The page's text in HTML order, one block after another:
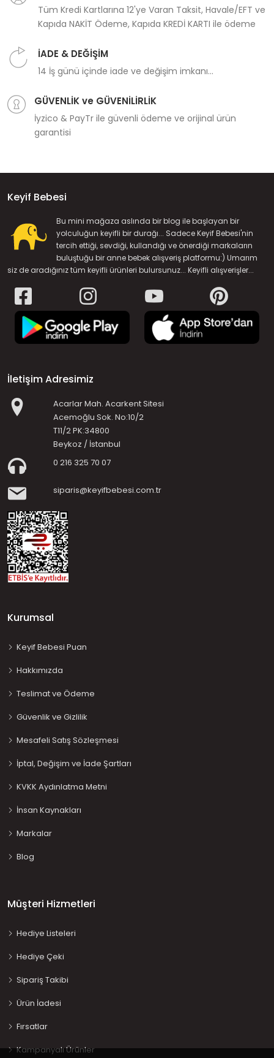
Tüm Kredi Kartlarına 12'ye Varan Taksit, Havale/EFT ve
Kapıda NAKİT Ödeme, Kapıda KREDİ KARTI ile ödeme
İADE & DEĞİŞİM
14 İş günü içinde iade ve değişim imkanı...
GÜVENLİK ve GÜVENİLİRLİK
İyzico & PayTr ile güvenli ödeme ve orijinal ürün
garantisi
Keyif Bebesi
Bu mini mağaza aslında bir blog ile başlayan bir
yolculuğun keyifli bir durağı... Sadece Keyif Bebesi'nin
tercih ettiği, sevdiği, kullandığı ve önerdiği markaların
buluştuğu bir anne bebek alışveriş platformu:) Umarım
siz de aradığınız tüm keyifli ürünleri bulursunuz... Keyifli alışverişler...
İletişim Adresimiz
Acarlar Mah. Acarkent Sitesi
Acemoğlu Sok. No:10/2
T11/2 PK:34800
Beykoz / İstanbul
0 216 325 70 07
siparis@keyifbebesi.com.tr
Kurumsal
Keyif Bebesi Puan
Hakkımızda
Teslimat ve Ödeme
Güvenlik ve Gizlilik
Mesafeli Satış Sözleşmesi
İptal, Değişim ve İade Şartları
KVKK Aydınlatma Metni
İnsan Kaynakları
Markalar
Blog
Müşteri Hizmetleri
Hediye Listeleri
Hediye Çeki
Sipariş Takibi
Ürün İadesi
Fırsatlar
Kampanyalı Ürünler